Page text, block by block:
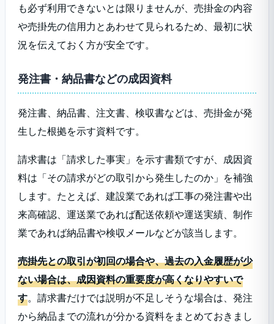
も必ず利用できないとは限りませんが、売掛金の内容
や売掛先の信用力とあわせて見られるため、最初に状
況を伝えておく方が安全です。
発注書・納品書などの成因資料
発注書、納品書、注文書、検収書などは、売掛金が発
生した根拠を示す資料です。
請求書は「請求した事実」を示す書類ですが、成因資
料は「その請求がどの取引から発生したのか」を補強
します。たとえば、建設業であれば工事の発注書や出
来高確認、運送業であれば配送依頼や運送実績、制作
業であれば納品書や検収メールなどが該当します。
売掛先との取引が初回の場合や、過去の入金履歴が少
ない場合は、成因資料の重要度が高くなりやすいで
す。請求書だけでは説明が不足しそうな場合は、発注
から納品までの流れが分かる資料をまとめておきまし